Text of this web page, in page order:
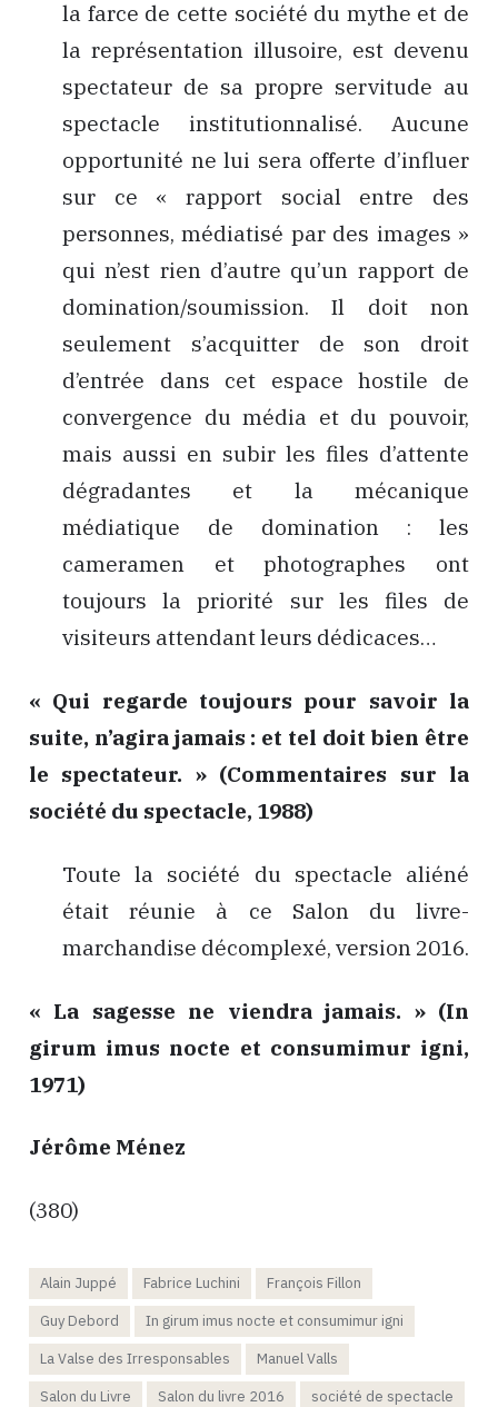
la farce de cette société du mythe et de
la représentation illusoire, est devenu
spectateur de sa propre servitude au
spectacle institutionnalisé. Aucune
opportunité ne lui sera offerte d’influer
sur ce « rapport social entre des
personnes, médiatisé par des images »
qui n’est rien d’autre qu’un rapport de
domination/soumission. Il doit non
seulement s’acquitter de son droit
d’entrée dans cet espace hostile de
convergence du média et du pouvoir,
mais aussi en subir les files d’attente
dégradantes et la mécanique
médiatique de domination : les
cameramen et photographes ont
toujours la priorité sur les files de
visiteurs attendant leurs dédicaces…
« Qui regarde toujours pour savoir la
suite, n’agira jamais : et tel doit bien être
le spectateur. » (Commentaires sur la
société du spectacle, 1988)
Toute la société du spectacle aliéné
était réunie à ce Salon du livre-
marchandise décomplexé, version 2016.
« La sagesse ne viendra jamais. » (In
girum imus nocte et consumimur igni,
1971)
Jérôme Ménez
(380)
Alain Juppé Fabrice Luchini
François Fillon
Guy Debord
In girum imus nocte et consumimur igni
La Valse des Irresponsables
Manuel Valls
Salon du Livre
Salon du livre 2016 société de spectacle